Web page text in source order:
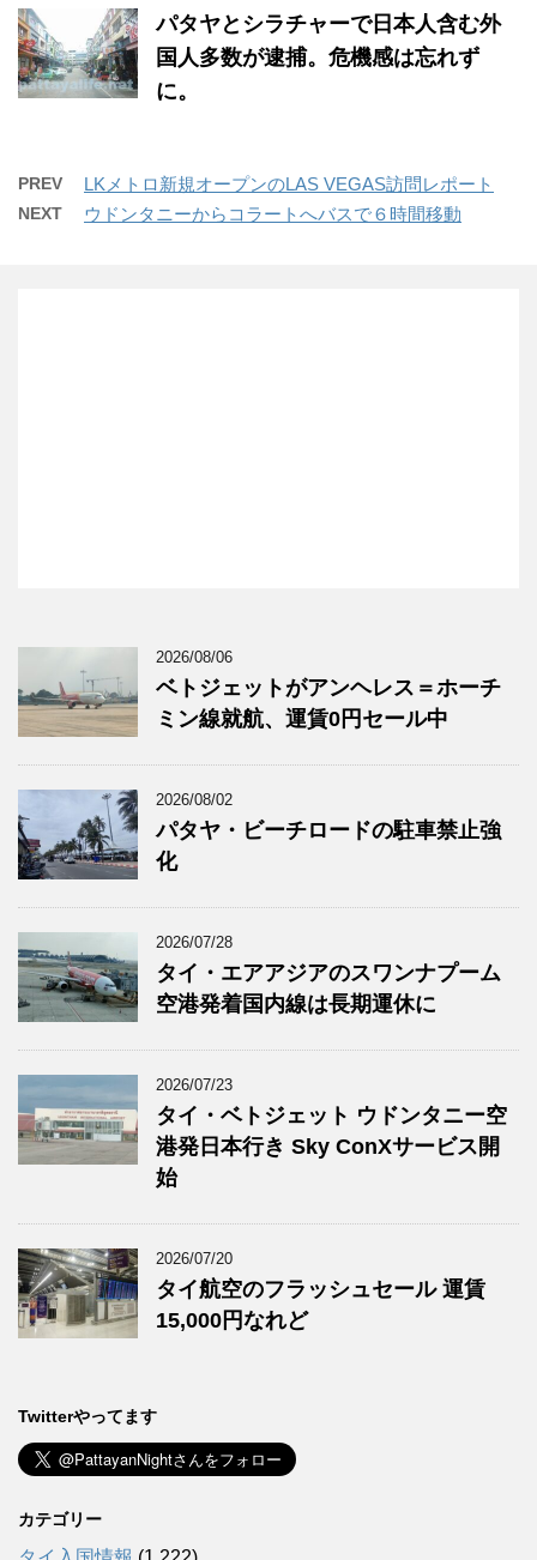
パタヤとシラチャーで日本人含む外
国人多数が逮捕。危機感は忘れず
に。
PREV LKメトロ新規オープンのLAS VEGAS訪問レポート
NEXT ウドンタニーからコラートへバスで６時間移動
2026/08/06
ベトジェットがアンヘレス＝ホーチ
ミン線就航、運賃0円セール中
2026/08/02
パタヤ・ビーチロードの駐車禁止強
化
2026/07/28
タイ・エアアジアのスワンナプーム
空港発着国内線は長期運休に
2026/07/23
タイ・ベトジェット ウドンタニー空
港発日本行き Sky ConXサービス開
始
2026/07/20
タイ航空のフラッシュセール 運賃
15,000円なれど
Twitterやってます
カテゴリー